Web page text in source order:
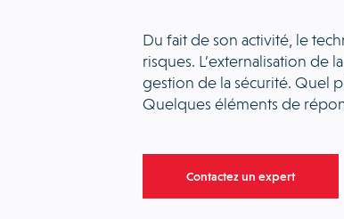
Du fait de son activité, le
risques. L’externalisation de
gestion de la sécurité. Quel
Quelques éléments de
Contactez un expert